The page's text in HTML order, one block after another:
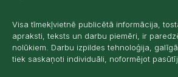
Visa tīmekļvietnē publicētā informācija,
apraksti, teksts un darbu piemēri, ir
nolūkiem. Darbu izpildes tehnoloģija,
tiek saskaņoti individuāli, noformējot